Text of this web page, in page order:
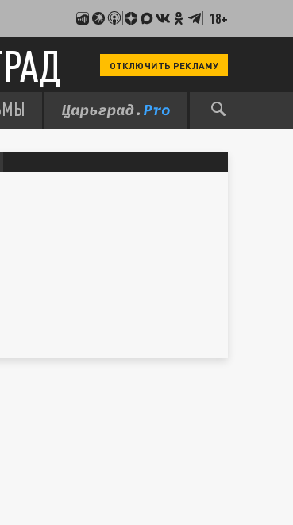
18+
ОТКЛЮЧИТЬ РЕКЛАМУ